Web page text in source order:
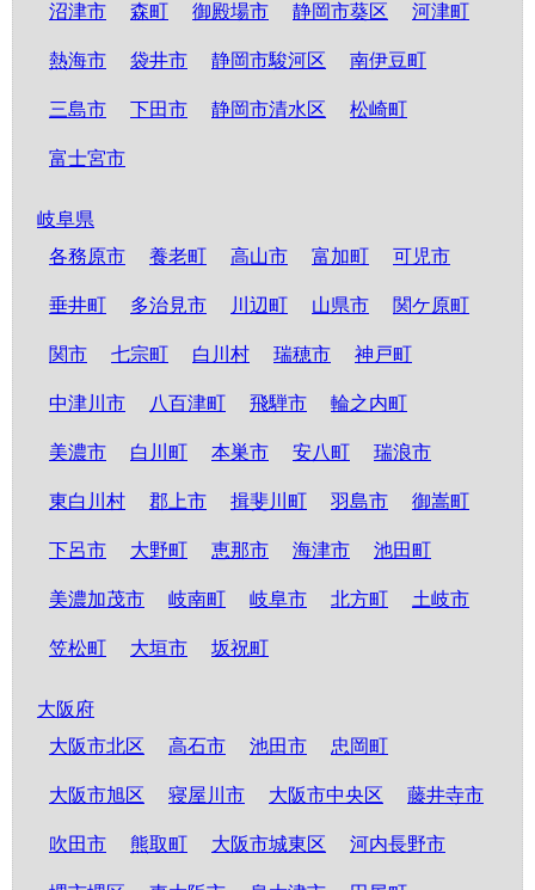
沼津市 森町 御殿場市 静岡市葵区 河津町
熱海市 袋井市 静岡市駿河区 南伊豆町
三島市 下田市 静岡市清水区 松崎町
富士宮市
岐阜県
各務原市
養老町 高山市 富加町 可児市
垂井町 多治見市 川辺町 山県市 関ケ原町
関市 七宗町 白川村 瑞穂市 神戸町
中津川市 八百津町 飛騨市 輪之内町
美濃市 白川町 本巣市 安八町 瑞浪市
東白川村 郡上市 揖斐川町 羽島市 御嵩町
下呂市 大野町 恵那市 海津市 池田町
美濃加茂市 岐南町 岐阜市 北方町 土岐市
笠松町 大垣市 坂祝町
大阪府
大阪市北区
高石市 池田市 忠岡町
大阪市旭区 寝屋川市 大阪市中央区 藤井寺市
吹田市 熊取町 大阪市城東区 河内長野市